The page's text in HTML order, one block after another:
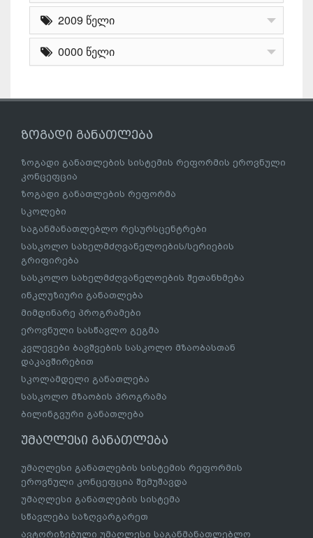
2009 წელი
0000 წელი
ზოგადი განათლება
ზოგადი განათლების სისტემის რეფორმის ეროვნული
კონცეფცია
ზოგადი განათლების რეფორმა
სკოლები
საგანმანათლებლო რესურსცენტრები
სასკოლო სახელმძღვანელოების/სერიების
გრიფირება
სასკოლო სახელმძღვანელოების შეთანხმება
ინკლუზიური განათლება
მიმდინარე პროგრამები
ეროვნული სასწავლო გეგმა
კვლევები ბავშვების სასკოლო მზაობასთან
დაკავშირებით
სკოლამდელი განათლება
სასკოლო მზაობის პროგრამა
ბილინგვური განათლება
უმაღლესი განათლება
უმაღლესი განათლების სისტემის რეფორმის
ეროვნული კონცეფცია შემუშავდა
უმაღლესი განათლების სისტემა
სწავლება საზღვარგარეთ
ავტორიზებული უმაღლესი საგანმანათლებლო